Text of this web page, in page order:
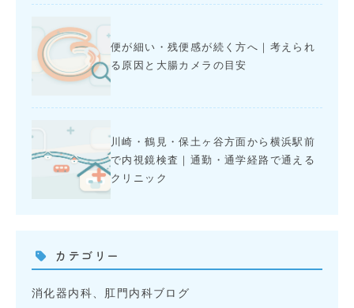
便が細い・残便感が続く方へ｜考えられ
る原因と大腸カメラの目安
川崎・鶴見・保土ヶ谷方面から横浜駅前
で内視鏡検査｜通勤・通学経路で通える
クリニック
カテゴリー
消化器内科、肛門内科ブログ